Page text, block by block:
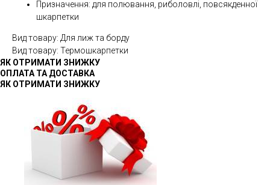
Призначення: для полювання, риболовлі, повсякденної
шкарпетки
Вид товару: Для лиж та борду
Вид товару: Термошкарпетки
ЯК ОТРИМАТИ ЗНИЖКУ
ОПЛАТА ТА ДОСТАВКА
ЯК ОТРИМАТИ ЗНИЖКУ